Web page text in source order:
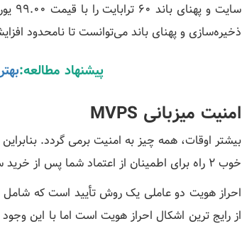
ذخیره‌سازی و پهنای باند می‌توانست تا نامحدود
پیشنهاد مطالعه:
امنیت میزبانی MVPS
خوب 2 راه برای اطمینان از اعتماد شما پس از خرید سرور از MVPS.net وجود دارد:
از رایج ترین اشکال احراز هویت است اما با این